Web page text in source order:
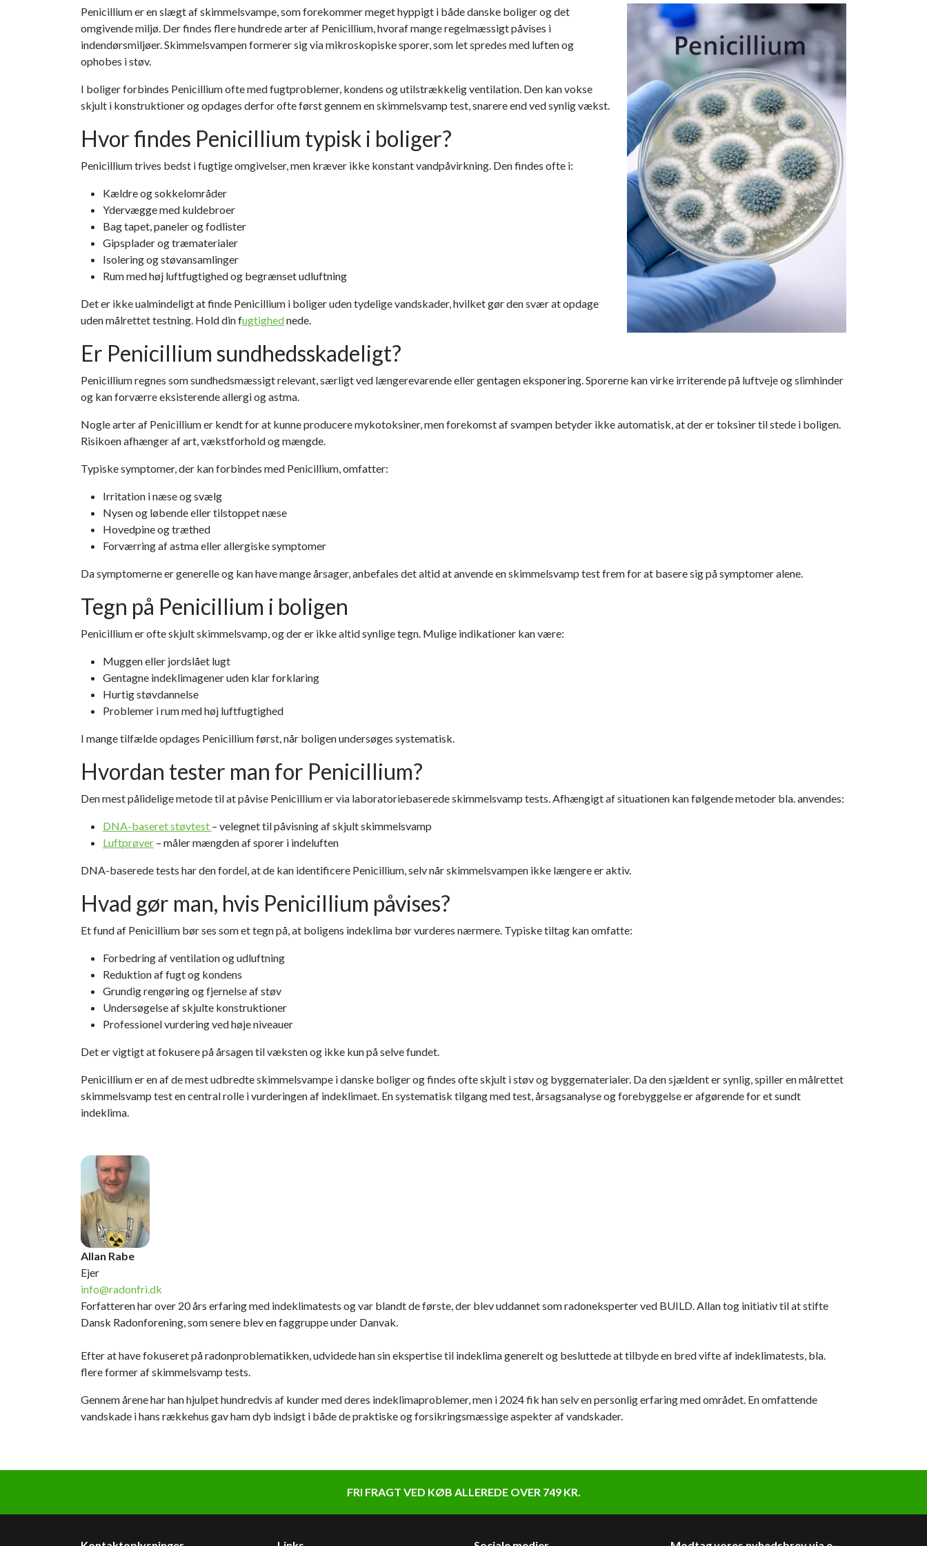
SKIMMELSVAMP BESKYTTELSESUDSTYR
KOLDTÅGE - SKIMMELSVAMPDRÆBER
PERSONLIGE TESTS
ALLERGIER OG OVERFØLSOMHED
PERSONLIG BESKYTTELSE MOD SKIMMELSVAMP
BESKYTTELSESTØJ MOD SKIMMELSVAMP
INDEKLIMABØGER
DIV. BØGER/PUBLIKATION OM RADON/SKIMMELSVAMP
RADONMÅLINGER
BESKYTTELSESUDSTYR MOD SKIMMELSVAMP
SKIMMELSVAMP RENS – EFFEKTIVE PRODUKTER TIL FJERNELSE AF SKIMMELSVAMP
KOLDTÅGE - SKIMMELSVAMP DRÆBER
SKIMMELSVAMPHUNDEN (NYHED)
TESTDINBOLIG'S VIDENSUNIVERS
Penicilliumer en slægt af skimmelsvampe, som forekommer meget hyppigt i både danske boliger og det
omgivende miljø. Der findes flere hundrede arter af Penicillium, hvoraf mange regelmæssigt påvises i
indendørsmiljøer. Skimmelsvampen formerer sig via mikroskopiske sporer, som let spredes med luften og
ophobes i støv.
I boliger forbindes Penicillium ofte med fugtproblemer, kondens og utilstrækkelig ventilation. Den kan vokse
skjult i konstruktioner og opdages derfor ofte først gennem enskimmelsvamp test, snarere end ved synlig vækst.
Hvor findes Penicillium typisk i boliger?
Penicillium trives bedst i fugtige omgivelser, men kræver ikke konstant vandpåvirkning. Den findes ofte i:
Kældre og sokkelområder
Ydervægge med kuldebroer
Bag tapet, paneler og fodlister
Gipsplader og træmaterialer
Isolering og støvansamlinger
Rum med høj luftfugtighed og begrænset udluftning
Det er ikke ualmindeligt at finde Penicillium i boliger uden tydelige vandskader, hvilket gør den svær at opdage
uden målrettet testning. Hold din fugtighednede.
Er Penicillium sundhedsskadeligt?
Penicillium regnes somsundhedsmæssigt relevant, særligt ved længerevarende eller gentagen eksponering. Sporerne kan virke irriterende på luftveje og slimhinder
og kan forværre eksisterende allergi og astma.
Nogle arter af Penicillium er kendt for at kunne produceremykotoksiner, men forekomst af svampen betyder ikke automatisk, at der er toksiner til stede i boligen.
Risikoen afhænger af art, vækstforhold og mængde.
Typiske symptomer, der kan forbindes med Penicillium, omfatter:
Irritation i næse og svælg
Nysen og løbende eller tilstoppet næse
Hovedpine og træthed
Forværring af astma eller allergiske symptomer
Da symptomerne er generelle og kan have mange årsager, anbefales det altid at anvende enskimmelsvamp testfrem for at basere sig på symptomer alene.
Tegn på Penicillium i boligen
Penicillium er ofteskjult skimmelsvamp, og der er ikke altid synlige tegn. Mulige indikationer kan være:
Muggen eller jordslået lugt
Gentagne indeklimagener uden klar forklaring
Hurtig støvdannelse
Problemer i rum med høj luftfugtighed
I mange tilfælde opdages Penicillium først, når boligen undersøges systematisk.
Hvordan tester man for Penicillium?
Den mest pålidelige metode til at påvise Penicillium er via laboratoriebaseredeskimmelsvamp tests. Afhængigt af situationen kan følgende metoder bla. anvendes:
DNA-baseret støvtest – velegnet til påvisning af skjult skimmelsvamp
Luftprøver – måler mængden af sporer i indeluften
DNA-baserede tests har den fordel, at de kan identificere Penicillium, selv når skimmelsvampen ikke længere er aktiv.
Hvad gør man, hvis Penicillium påvises?
Et fund af Penicillium bør ses som et tegn på, at boligens indeklima bør vurderes nærmere. Typiske tiltag kan omfatte:
Forbedring af ventilation og udluftning
Reduktion af fugt og kondens
Grundig rengøring og fjernelse af støv
Undersøgelse af skjulte konstruktioner
Professionel vurdering ved høje niveauer
Det er vigtigt at fokusere påårsagentil væksten og ikke kun på selve fundet.
Penicillium er en af de mest udbredte skimmelsvampe i danske boliger og findes ofte skjult i støv og byggematerialer. Da den sjældent er synlig, spiller en målrettet
skimmelsvamp testen central rolle i vurderingen af indeklimaet. En systematisk tilgang med test, årsagsanalyse og forebyggelse er afgørende for et sundt
indeklima.
Allan Rabe
Ejer
info@radonfri.dk
Forfatteren har over 20 års erfaring med indeklimatests og var blandt de første, der blev uddannet som radoneksperter ved BUILD. Allan tog initiativ til at stifte
Dansk Radonforening, som senere blev en faggruppe under Danvak.
Efter at have fokuseret på radonproblematikken, udvidede han sin ekspertise til indeklima generelt og besluttede at tilbyde en bred vifte af indeklimatests, bla.
flere former af skimmelsvamp tests.
Gennem årene har han hjulpet hundredvis af kunder med deres indeklimaproblemer, men i 2024 fik han selv en personlig erfaring med området. En omfattende
vandskade i hans rækkehus gav ham dyb indsigt i både de praktiske og forsikringsmæssige aspekter af vandskader.
FRI FRAGT VED KØB ALLEREDE OVER 749 KR.